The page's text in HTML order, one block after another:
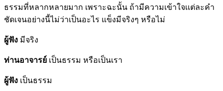
ธรรมที่หลากหลายมาก เพราะฉะนั้น ถ้ามีความเข้าใจเเต่ละคำ
ชัดเจนอย่างนี้ไม่ว่าเป็นอะไร แข็งมีจริงๆ หรือไม่
ผู้ฟัง มีจริง
ท่านอาจารย์ เป็นธรรม หรือเป็นเรา
ผู้ฟัง เป็นธรรม